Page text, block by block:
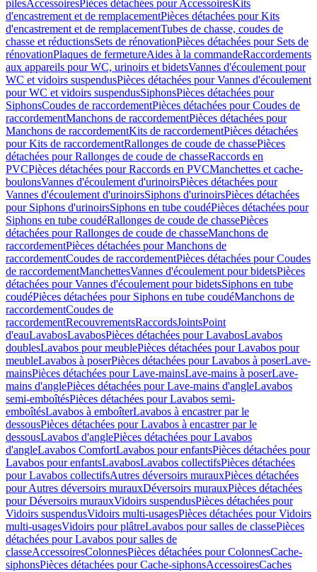
pilesAccessoiresPièces détachées pour AccessoiresKits
d'encastrement et de remplacementPièces détachées pour Kits
d'encastrement et de remplacementTubes de chasse, coudes de
chasse et réductionsSets de rénovationPièces détachées pour Sets de
rénovationPlaques de fermetureAides à la commandeRaccordements
aux appareils pour WC, urinoirs et bidetsVannes d'écoulement pour
WC et vidoirs suspendusPièces détachées pour Vannes d'écoulement
pour WC et vidoirs suspendusSiphonsPièces détachées pour
SiphonsCoudes de raccordementPièces détachées pour Coudes de
raccordementManchons de raccordementPièces détachées pour
Manchons de raccordementKits de raccordementPièces détachées
pour Kits de raccordementRallonges de coude de chassePièces
détachées pour Rallonges de coude de chasseRaccords en
PVCPièces détachées pour Raccords en PVCManchettes et cache-
boulonsVannes d'écoulement d'urinoirsPièces détachées pour
Vannes d'écoulement d'urinoirsSiphons d'urinoirsPièces détachées
pour Siphons d'urinoirsSiphons en tube coudéPièces détachées pour
Siphons en tube coudéRallonges de coude de chassePièces
détachées pour Rallonges de coude de chasseManchons de
raccordementPièces détachées pour Manchons de
raccordementCoudes de raccordementPièces détachées pour Coudes
de raccordementManchettesVannes d'écoulement pour bidetsPièces
détachées pour Vannes d'écoulement pour bidetsSiphons en tube
coudéPièces détachées pour Siphons en tube coudéManchons de
raccordementCoudes de
raccordementRecouvrementsRaccordsJointsPoint
d'eauLavabosLavabosPièces détachées pour LavabosLavabos
doublesLavabos pour meublePièces détachées pour Lavabos pour
meubleLavabos à poserPièces détachées pour Lavabos à poserLave-
mainsPièces détachées pour Lave-mainsLave-mains à poserLave-
mains d'anglePièces détachées pour Lave-mains d'angleLavabos
semi-emboîtésPièces détachées pour Lavabos semi-
emboîtésLavabos à emboîterLavabos à encastrer par le
dessousPièces détachées pour Lavabos à encastrer par le
dessousLavabos d'anglePièces détachées pour Lavabos
d'angleLavabos ComfortLavabos pour enfantsPièces détachées pour
Lavabos pour enfantsLavabosLavabos collectifsPièces détachées
pour Lavabos collectifsAutres déversoirs murauxPièces détachées
pour Autres déversoirs murauxDéversoirs murauxPièces détachées
pour Déversoirs murauxVidoirs suspendusPièces détachées pour
Vidoirs suspendusVidoirs multi-usagesPièces détachées pour Vidoirs
multi-usagesVidoirs pour plâtreLavabos pour salles de classePièces
détachées pour Lavabos pour salles de
classeAccessoiresColonnesPièces détachées pour ColonnesCache-
siphonsPièces détachées pour Cache-siphonsAccessoiresCaches